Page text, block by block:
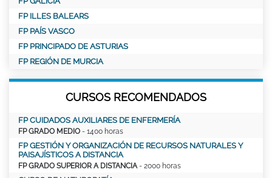
FP ILLES BALEARS
FP PAÍS VASCO
FP PRINCIPADO DE ASTURIAS
FP REGIÓN DE MURCIA
CURSOS RECOMENDADOS
FP CUIDADOS AUXILIARES DE ENFERMERÍA
FP GRADO MEDIO - 1400 horas
FP GESTIÓN Y ORGANIZACIÓN DE RECURSOS NATURALES Y
PAISAJÍSTICOS A DISTANCIA
FP GRADO SUPERIOR A DISTANCIA - 2000 horas